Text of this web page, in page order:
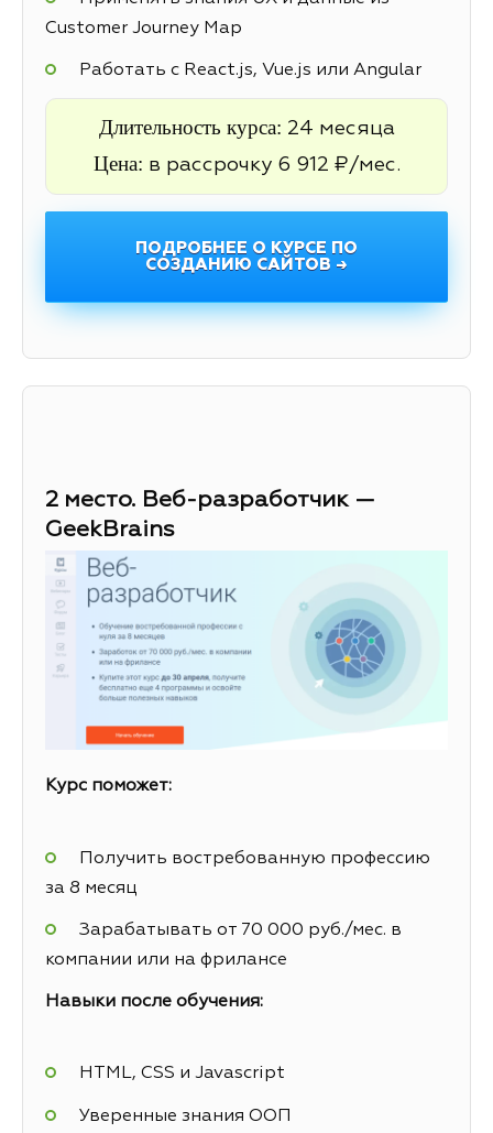
Customer Journey Map
Работать с React.js, Vue.js или Angular
Длительность курса: 24 месяца
Цена: в рассрочку 6 912 ₽/мес.
ПОДРОБНЕЕ О КУРСЕ ПО
СОЗДАНИЮ САЙТОВ →
2 место. Веб-разработчик —
GeekBrains
Курс поможет:
Получить востребованную профессию
за 8 месяц
Зарабатывать от 70 000 руб./мес. в
компании или на фрилансе
Навыки после обучения:
HTML, CSS и Javascript
Уверенные знания ООП